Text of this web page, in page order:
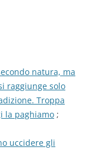
natura, ma
raggiunge solo
Troppa
la paghiamo ;
uccidere gli